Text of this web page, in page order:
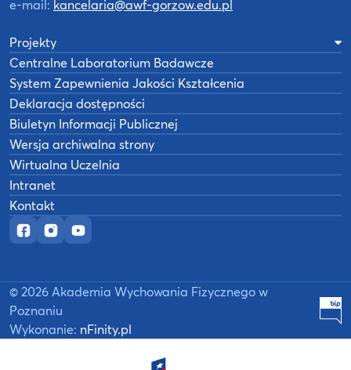
Oficjalny fanpage w serwisie Facebook
Oficjalny profil na Instagramie
Oficjalny kanał YouTube
e-mail: kancelaria@awf-gorzow.edu.pl
Projekty
Centralne Laboratorium Badawcze
System Zapewnienia Jakości Kształcenia
Deklaracja dostępności
Biuletyn Informacji Publicznej
Wersja archiwalna strony
Wirtualna Uczelnia
Intranet
Kontakt
© 2026 Akademia Wychowania Fizycznego w
Poznaniu
Wykonanie: nFinity.pl